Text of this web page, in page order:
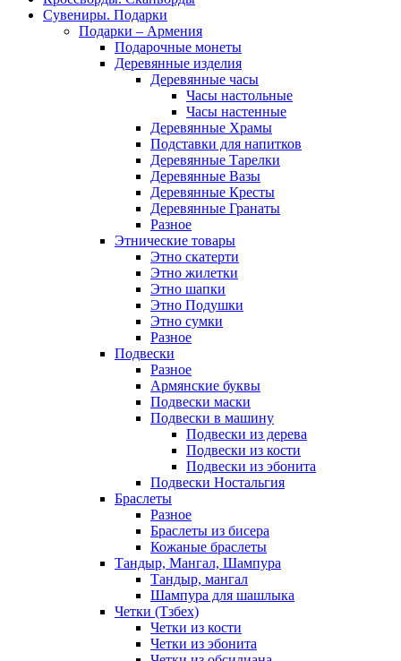
Сувениры. Подарки
Подарки – Армения
Подарочные монеты
Деревянные изделия
Деревянные часы
Часы настольные
Часы настенные
Деревянные Храмы
Подставки для напитков
Деревянные Тарелки
Деревянные Вазы
Деревянные Кресты
Деревянные Гранаты
Разное
Этнические товары
Этно скатерти
Этно жилетки
Этно шапки
Этно Подушки
Этно сумки
Разное
Подвески
Разное
Армянские буквы
Подвески маски
Подвески в машину
Подвески из дерева
Подвески из кости
Подвески из эбонита
Подвески Ностальгия
Браслеты
Разное
Браслеты из бисера
Кожаные браслеты
Тандыр, Мангал, Шампура
Тандыр, мангал
Шампура для шашлыка
Четки (Тзбех)
Четки из кости
Четки из эбонита